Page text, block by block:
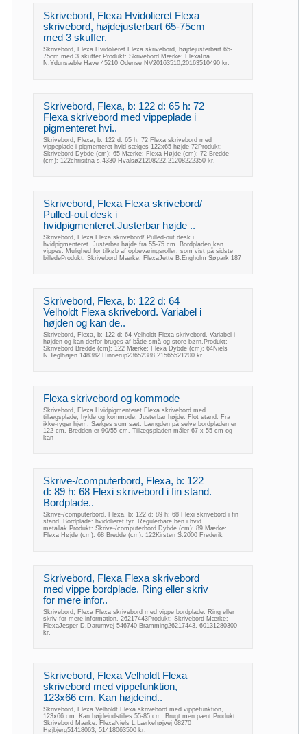
Skrivebord, Flexa Hvidolieret Flexa
skrivebord, højdejusterbart 65-75cm
med 3 skuffer.
Skrivebord, Flexa Hvidolieret Flexa skrivebord, højdejusterbart 65-
75cm med 3 skuffer.Produkt: Skrivebord Mærke: FlexaIna
N.Ydunsæble Have 45210 Odense NV20163510,20163510490 kr.
Skrivebord, Flexa, b: 122 d: 65 h: 72
Flexa skrivebord med vippeplade i
pigmenteret hvi..
Skrivebord, Flexa, b: 122 d: 65 h: 72 Flexa skrivebord med
vippeplade i pigmenteret hvid sælges 122x65 højde 72Produkt:
Skrivebord Dybde (cm): 65 Mærke: Flexa Højde (cm): 72 Bredde
(cm): 122chrisitna s.4330 Hvalsø21208222,21208222350 kr.
Skrivebord, Flexa Flexa skrivebord/
Pulled-out desk i
hvidpigmenteret.Justerbar højde ..
Skrivebord, Flexa Flexa skrivebord/ Pulled-out desk i
hvidpigmenteret. Justerbar højde fra 55-75 cm. Bordpladen kan
vippes. Mulighed for tilkøb af opbevaringsroller, som vist på sidste
billedeProdukt: Skrivebord Mærke: FlexaJette B.Engholm Søpark 187
Skrivebord, Flexa, b: 122 d: 64
Velholdt Flexa skrivebord. Variabel i
højden og kan de..
Skrivebord, Flexa, b: 122 d: 64 Velholdt Flexa skrivebord. Variabel i
højden og kan derfor bruges af både små og store børn.Produkt:
Skrivebord Bredde (cm): 122 Mærke: Flexa Dybde (cm): 64Niels
N.Teglhøjen 148382 Hinnerup23652388,21565521200 kr.
Flexa skrivebord og kommode
Skrivebord, Flexa Hvidpigmenteret Flexa skrivebord med
tillægsplade, hylde og kommode. Justerbar højde. Flot stand. Fra
ikke-ryger hjem. Sælges som sæt. Længden på selve bordpladen er
122 cm. Bredden er 90/55 cm. Tillægspladen måler 67 x 55 cm og
kan
Skrive-/computerbord, Flexa, b: 122
d: 89 h: 68 Flexi skrivebord i fin stand.
Bordplade..
Skrive-/computerbord, Flexa, b: 122 d: 89 h: 68 Flexi skrivebord i fin
stand. Bordplade: hvidolieret fyr. Regulerbare ben i hvid
metallak.Produkt: Skrive-/computerbord Dybde (cm): 89 Mærke:
Flexa Højde (cm): 68 Bredde (cm): 122Kirsten S.2000 Frederik
Skrivebord, Flexa Flexa skrivebord
med vippe bordplade. Ring eller skriv
for mere infor..
Skrivebord, Flexa Flexa skrivebord med vippe bordplade. Ring eller
skriv for mere information. 26217443Produkt: Skrivebord Mærke:
FlexaJesper D.Darumvej 546740 Bramming26217443, 60131280300
kr.
Skrivebord, Flexa Velholdt Flexa
skrivebord med vippefunktion,
123x66 cm. Kan højdeind..
Skrivebord, Flexa Velholdt Flexa skrivebord med vippefunktion,
123x66 cm. Kan højdeindstilles 55-85 cm. Brugt men pænt.Produkt:
Skrivebord Mærke: FlexaNiels L.Lærkehøjvej 68270
Højbjerg51418063, 51418063500 kr.